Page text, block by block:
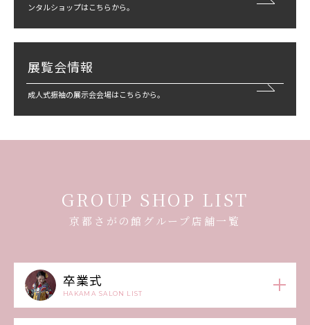
ンタルショップはこちらから。
展覧会情報
成人式振袖の展示会会場はこちらから。
GROUP SHOP LIST
京都さがの館グループ店舗一覧
卒業式
HAKAMA SALON LIST